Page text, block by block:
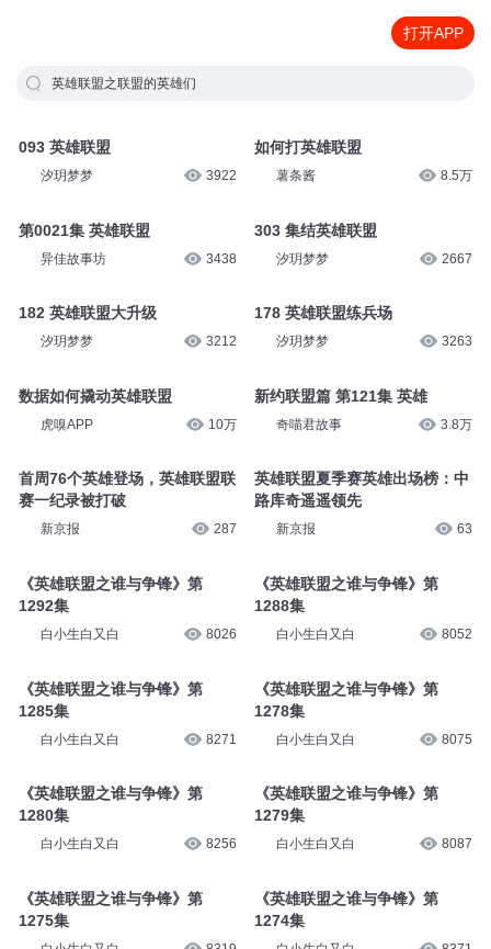
打开APP
英雄联盟之联盟的英雄们
093 英雄联盟
汐玥梦梦 3922
第0021集 英雄联盟
异佳故事坊 3438
182 英雄联盟大升级
汐玥梦梦 3212
数据如何撬动英雄联盟
虎嗅APP 10万
首周76个英雄登场，英雄联盟联
赛一纪录被打破
新京报 287
《英雄联盟之谁与争锋》第
1292集
白小生白又白 8026
《英雄联盟之谁与争锋》第
1285集
白小生白又白 8271
《英雄联盟之谁与争锋》第
1280集
白小生白又白 8256
《英雄联盟之谁与争锋》第
1275集
如何打英雄联盟
薯条酱 8.5万
303 集结英雄联盟
汐玥梦梦 2667
178 英雄联盟练兵场
汐玥梦梦 3263
新约联盟篇 第121集 英雄
奇喵君故事 3.8万
英雄联盟夏季赛英雄出场榜：中
路库奇遥遥领先
新京报 63
《英雄联盟之谁与争锋》第
1288集
白小生白又白 8052
《英雄联盟之谁与争锋》第
1278集
白小生白又白 8075
《英雄联盟之谁与争锋》第
1279集
白小生白又白 8087
《英雄联盟之谁与争锋》第
1274集